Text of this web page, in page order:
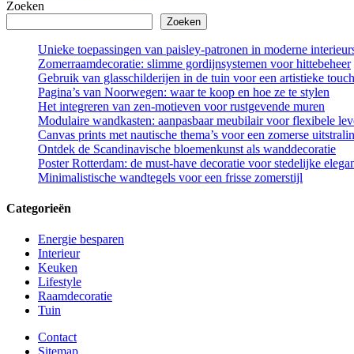
Zoeken
Zoeken
Unieke toepassingen van paisley-patronen in moderne
Zomerraamdecoratie: slimme gordijnsystemen voor hittebeheer
Gebruik van glasschilderijen in de tuin voor een artistieke touch
Pagina’s van Noorwegen: waar te koop en hoe ze te stylen
Het integreren van zen-motieven voor rustgevende muren
Modulaire wandkasten: aanpasbaar meubilair voor flexibele
Canvas prints met nautische thema’s voor een zomerse
Ontdek de Scandinavische bloemenkunst als wanddecoratie
Poster Rotterdam: de must-have decoratie voor stedelijke
Minimalistische wandtegels voor een frisse zomerstijl
Categorieën
Energie besparen
Interieur
Keuken
Lifestyle
Raamdecoratie
Tuin
Contact